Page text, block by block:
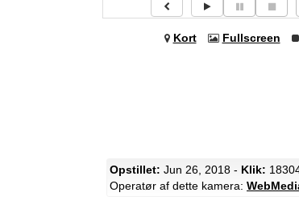
Kort Fullscreen
Opstillet: Jun 26, 2018 - Klik:
Operatør af dette kamera: